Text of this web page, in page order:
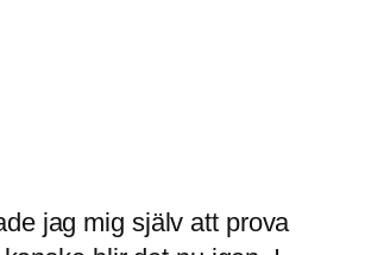
jag mig själv att prova